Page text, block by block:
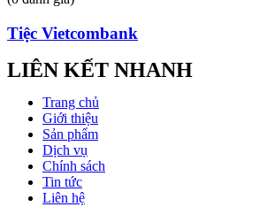
Tiệc Vietcombank
LIÊN KẾT NHANH
Trang chủ
Giới thiệu
Sản phẩm
Dịch vụ
Chính sách
Tin tức
Liên hệ